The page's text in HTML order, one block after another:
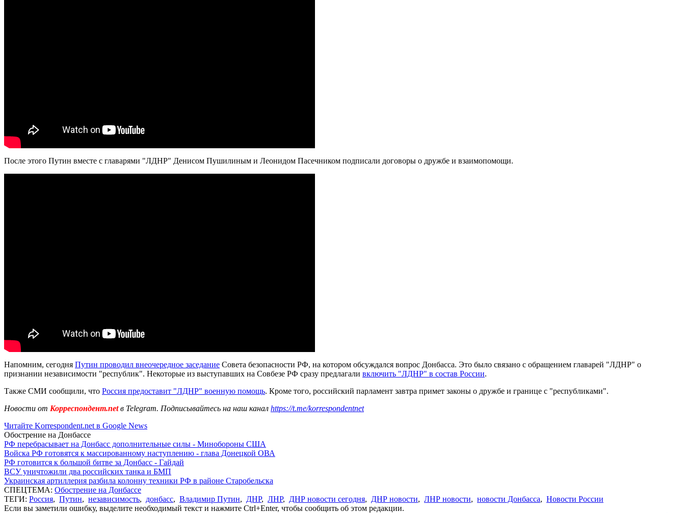
После этого Путин вместе с главарями "ЛДНР" Денисом Пушилиным и Леонидом Пасечником подписали договоры о дружбе и взаимопомощи.
Напомним, сегодня Путин проводил внеочередное заседание Совета безопасности РФ, на котором обсуждался вопрос Донбасса. Это было связано с обращением главарей "ЛДНР" о
признании независимости "республик". Некоторые из выступавших на Совбезе РФ сразу предлагали включить "ЛДНР" в состав России.
Также СМИ сообщили, что Россия предоставит "ЛДНР" военную помощь. Кроме того, российский парламент завтра примет законы о дружбе и границе с "республиками".
Новости от Корреспондент.netв Telegram. Подписывайтесь на наш канал https://t.me/korrespondentnet
Читайте Korrespondent.net в Google News
Обострение на Донбассе
РФ перебрасывает на Донбасс дополнительные силы - Минобороны США
Войска РФ готовятся к массированному наступлению - глава Донецкой ОВА
РФ готовится к большой битве за Донбасс - Гайдай
ВСУ уничтожили два российских танка и БМП
Украинская артиллерия разбила колонну техники РФ в районе Старобельска
СПЕЦТЕМА: Обострение на Донбассе
ТЕГИ: Россия, Путин, независимость, донбасс, Владимир Путин, ДНР, ЛНР, ДНР новости сегодня, ДНР новости, ЛНР новости, новости Донбасса, Новости России
Если вы заметили ошибку, выделите необходимый текст и нажмите Ctrl+Enter, чтобы сообщить об этом редакции.